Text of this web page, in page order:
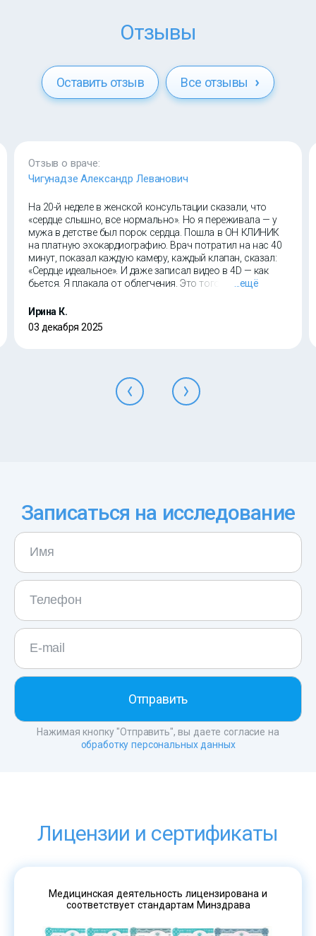
Отзывы
Оставить отзыв Все отзывы
Отзыв о враче:
Чигунадзе Александр Леванович
На 20-й неделе в женской консультации сказали, что
«сердце слышно, все нормально». Но я переживала — у
мужа в детстве был порок сердца. Пошла в ОН КЛИНИК
на платную эхокардиографию. Врач потратил на нас 40
минут, показал каждую камеру, каждый клапан, сказал:
«Сердце идеальное». И даже записал видео в 4D — как
бьется. Я плакала от облегчения. Это того стоило.
...ещё
Ирина К.
03 декабря 2025
Записаться на исследование
Нажимая кнопку "Отправить", вы даете согласие на
обработку персональных данных
Лицензии и сертификаты
Медицинская деятельность лицензирована и
соответствует стандартам Минздрава